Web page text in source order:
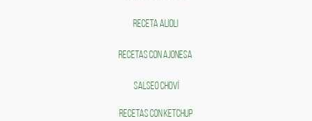
RECETA ALIOLI
RECETAS CON AJONESA
SALSEO CHOVÍ
RECETAS CON KETCHUP